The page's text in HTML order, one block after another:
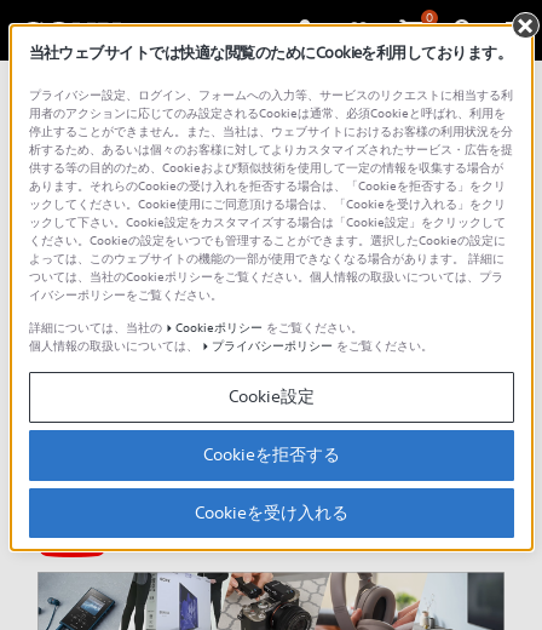
0
動画でサポート
使い方やトラブルの解決方法を動画でわかりやすくご
紹介しています。
動画の閲覧は、以下の「Sony - Support JP」の公式
チャンネルのページよりご覧いただけます。
ご利用の際には、ソーシャルメディア利用規約のご確
認をお願いいたします。
ソニーグループ株式会社 ソーシャルメディア利用規
Sony - Support JPの公式チャンネル
当社ウェブサイトでは快適な閲覧のためにCookieを利用しております。
プライバシー設定、ログイン、フォームへの入力等、サービスのリクエストに相当する利
用者のアクションに応じてのみ設定されるCookieは通常、必須Cookieと呼ばれ、利用を
停止することができません。また、当社は、ウェブサイトにおけるお客様の利用状況を分
析するため、あるいは個々のお客様に対してよりカスタマイズされたサービス・広告を提
供する等の目的のため、Cookieおよび類似技術を使用して一定の情報を収集する場合が
あります。それらのCookieの受け入れを拒否する場合は、「Cookieを拒否する」をクリ
ックしてください。Cookie使用にご同意頂ける場合は、「Cookieを受け入れる」をクリ
ックして下さい。Cookie設定をカスタマイズする場合は「Cookie設定」をクリックして
ください。Cookieの設定をいつでも管理することができます。選択したCookieの設定に
よっては、このウェブサイトの機能の一部が使用できなくなる場合があります。 詳細に
ついては、当社のCookieポリシーをご覧ください。個人情報の取扱いについては、プラ
イバシーポリシーをご覧ください。
詳細については、当社の
Cookieポリシー をご覧ください。
個人情報の取扱いについては、
プライバシーポリシー をご覧ください。
Cookie設定
Cookieを拒否する
Cookieを受け入れる